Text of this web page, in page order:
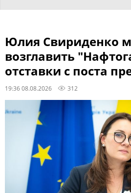
Юлия Свириденко
возглавить
отставки с поста
19:36 08.08.2026 312